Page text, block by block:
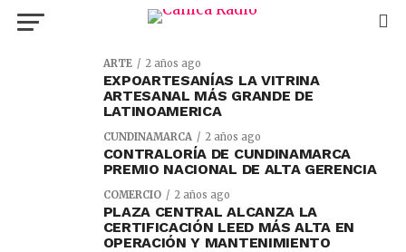
ARTE 2 años ago
EXPOARTESANÍAS LA VITRINA
ARTESANAL MÁS GRANDE DE
LATINOAMERICA
CUNDINAMARCA 2 años ago
CONTRALORÍA DE CUNDINAMARCA
PREMIO NACIONAL DE ALTA GERENCIA
COMERCIO 2 años ago
PLAZA CENTRAL ALCANZA LA
CERTIFICACIÓN LEED MÁS ALTA EN
OPERACIÓN Y MANTENIMIENTO